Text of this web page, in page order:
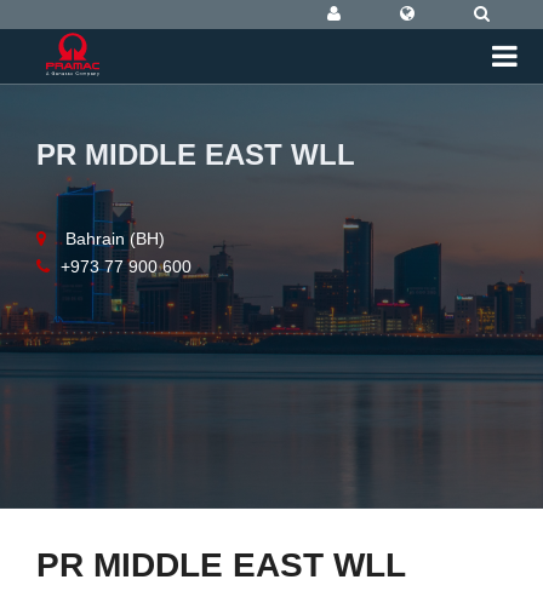
PR MIDDLE EAST WLL
Bahrain (BH)
+973 77 900 600
PR MIDDLE EAST WLL